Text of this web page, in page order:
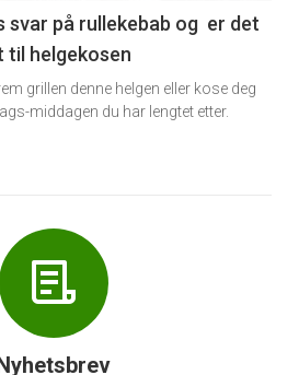
svar på rullekebab og er det
til helgekosen
grillen denne helgen eller kose deg
middagen du har lengtet etter.